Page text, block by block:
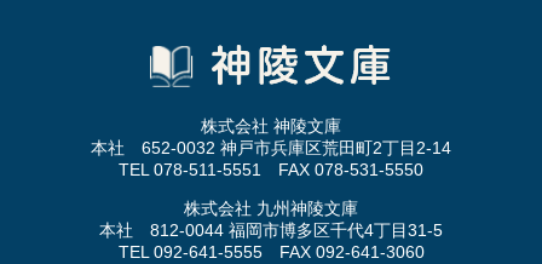
株式会社 神陵文庫
本社 652-0032 神戸市兵庫区荒田町2丁目2-14
TEL 078-511-5551 FAX 078-531-5550
株式会社 九州神陵文庫
本社 812-0044 福岡市博多区千代4丁目31-5
TEL 092-641-5555 FAX 092-641-3060